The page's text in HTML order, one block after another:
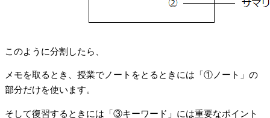
このように分割したら、
メモを取るとき、授業でノートをとるときには「①ノート」の
部分だけを使います。
そして復習するときには「③キーワード」には重要なポイント